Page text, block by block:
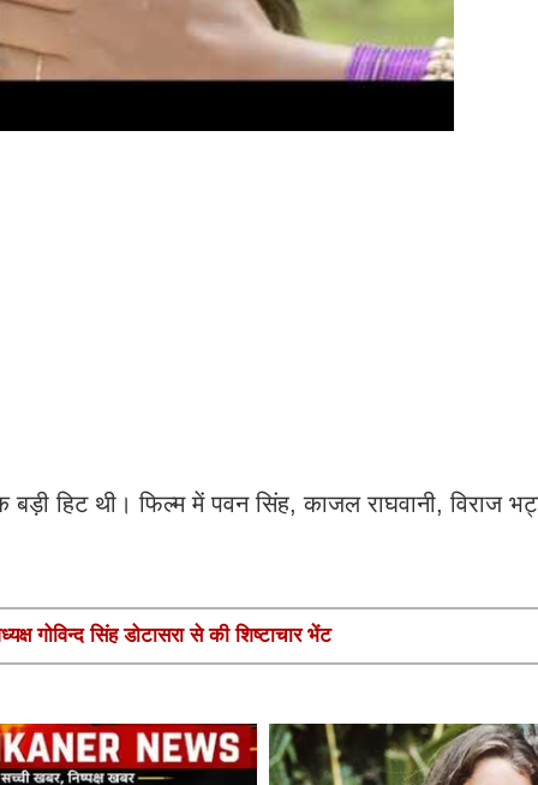
बड़ी हिट थी। फिल्म में पवन सिंह, काजल राघवानी, विराज
गोविन्द सिंह डोटासरा से की शिष्टाचार भेंट